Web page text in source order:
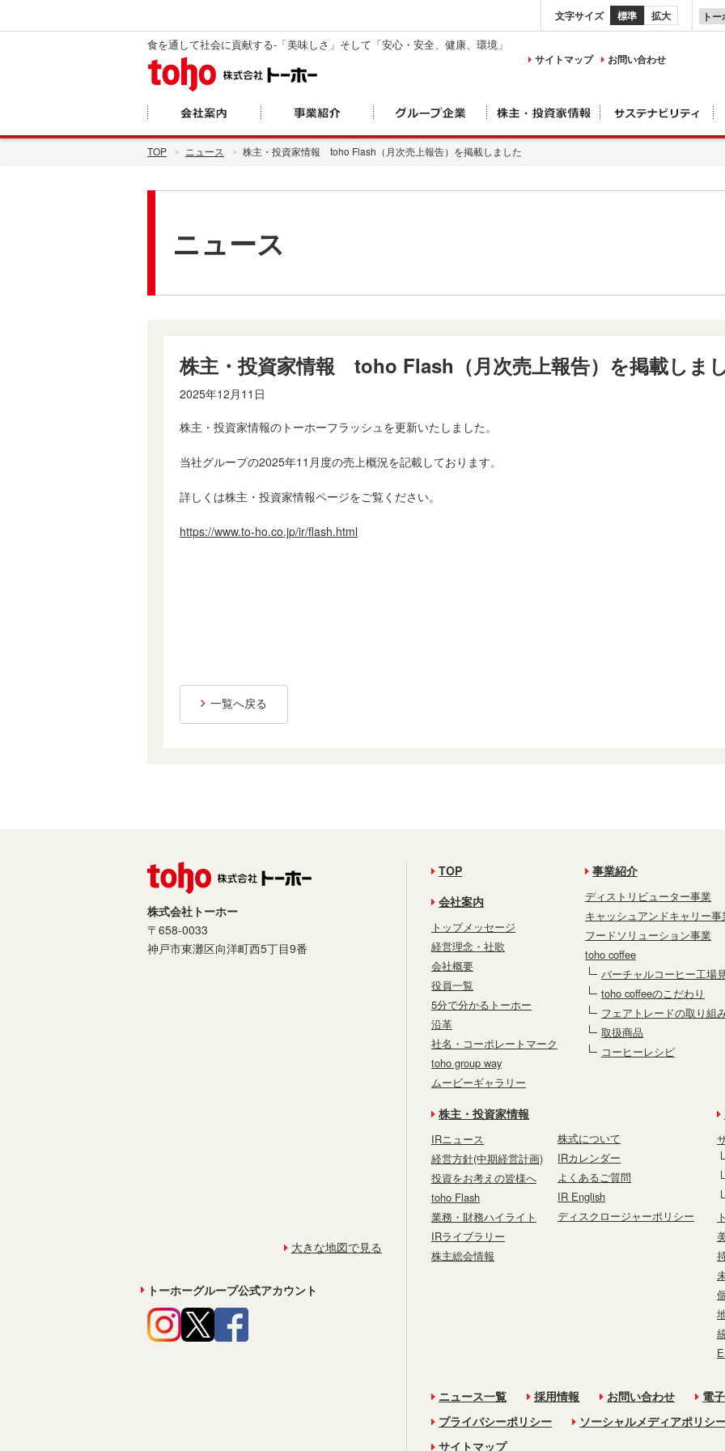
文字サイズ 標準 拡大
食を通して社会に貢献する-「美味しさ」そして「安心・安全、健康、環境」
サイトマップ お問い合わせ
TOP ニュース 株主・投資家情報 toho Flash（月次売上報告）を掲載しました
ニュース
株主・投資家情報 toho Flash（月次売上報告）を掲載しま
2025年12月11日
株主・投資家情報のトーホーフラッシュを更新いたしました。
当社グループの2025年11月度の売上概況を記載しております。
詳しくは株主・投資家情報ページをご覧ください。
https://www.to-ho.co.jp/ir/flash.html
一覧へ戻る
株式会社トーホー
〒658-0033
神戸市東灘区向洋町西5丁目9番
大きな地図で見る
トーホーグループ公式アカウント
TOP
会社案内
トップメッセージ
経営理念・社歌
会社概要
役員一覧
5分で分かるトーホー
沿革
社名・コーポレートマーク
toho group way
ムービーギャラリー
事業紹介
ディストリビューター事業
キャッシュアンドキャリー事
フードソリューション事業
toho coffee
バーチャルコーヒー工場
toho coffeeのこだわり
フェアトレードの取り組
取扱商品
コーヒーレシピ
株主・投資家情報
IRニュース
経営方針(中期経営計画)
投資をお考えの皆様へ
toho Flash
業務・財務ハイライト
IRライブラリー
株主総会情報
株式について
IRカレンダー
よくあるご質問
IR English
ディスクロージャーポリシー
ニュース一覧 採用情報 お問い合わせ
電
プライバシーポリシー
ソーシャルメディアポリシ
サイトマップ